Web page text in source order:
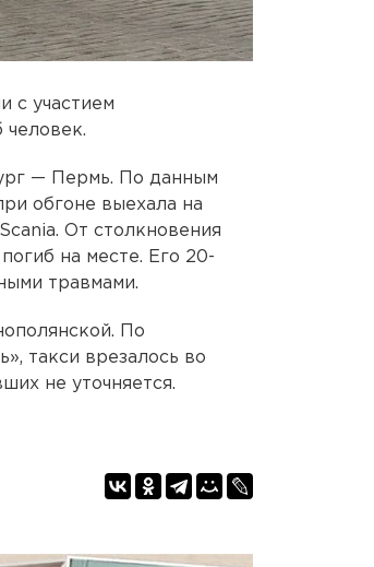
с участием
— Пермь. По данным
обгоне выехала на
От столкновения
на месте. Его 20-
травмами.
По
такси врезалось во
не уточняется.